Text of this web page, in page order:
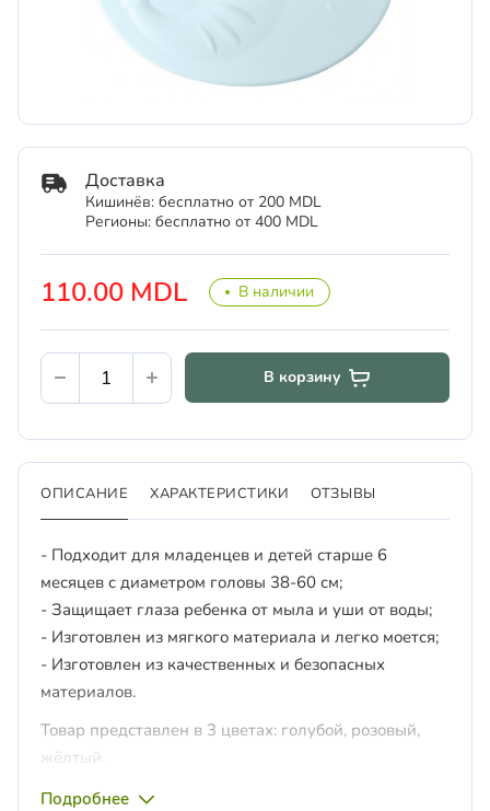
110.00 MDL В наличии
Доставка
Кишинёв: бесплатно от 200 MDL
Регионы: бесплатно от 400 MDL
В корзину
ОПИСАНИЕ ХАРАКТЕРИСТИКИ ОТЗЫВЫ
- Подходит для младенцев и детей старше 6
месяцев с диаметром головы 38-60 см;
- Защищает глаза ребенка от мыла и уши от воды;
- Изготовлен из мягкого материала и легко моется;
- Изготовлен из качественных и безопасных
материалов.
Товар представлен в 3 цветах: голубой, розовый,
жёлтый.
Подробнее